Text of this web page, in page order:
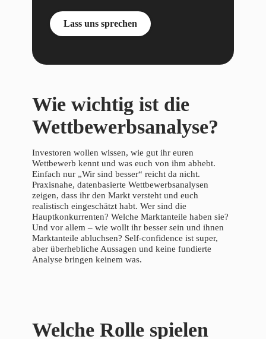
Lass uns sprechen
Wie wichtig ist die
Wettbewerbsanalyse?
Investoren wollen wissen, wie gut ihr euren
Wettbewerb kennt und was euch von ihm abhebt.
Einfach nur „Wir sind besser“ reicht da nicht.
Praxisnahe, datenbasierte Wettbewerbsanalysen
zeigen, dass ihr den Markt versteht und euch
realistisch eingeschätzt habt. Wer sind die
Hauptkonkurrenten? Welche Marktanteile haben sie?
Und vor allem – wie wollt ihr besser sein und ihnen
Marktanteile abluchsen? Self-confidence ist super,
aber überhebliche Aussagen und keine fundierte
Analyse bringen keinem was.
Welche Rolle spielen